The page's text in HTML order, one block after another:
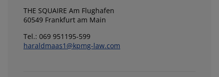
THE SQUAIRE Am Flughafen
60549 Frankfurt am Main
Tel.: 069 951195-599
haraldmaas1@kpmg-law.com